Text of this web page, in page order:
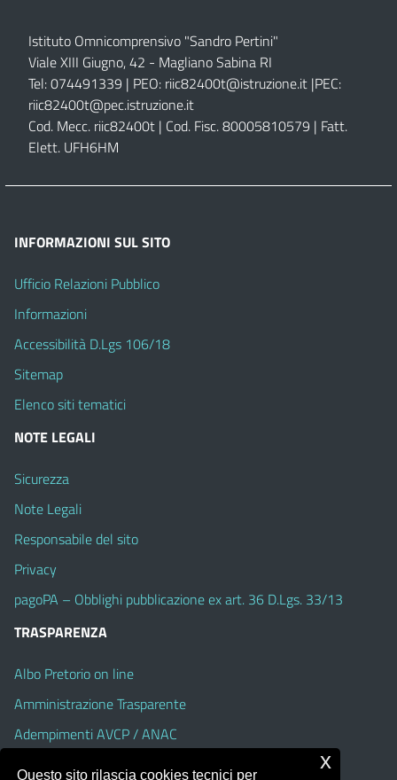
Istituto Omnicomprensivo "Sandro Pertini"
Viale XIII Giugno, 42 - Magliano Sabina RI
Tel: 074491339 | PEO: riic82400t@istruzione.it |PEC:
riic82400t@pec.istruzione.it
Cod. Mecc. riic82400t | Cod. Fisc. 80005810579 | Fatt.
Elett. UFH6HM
INFORMAZIONI SUL SITO
Ufficio Relazioni Pubblico
Informazioni
Accessibilità D.Lgs 106/18
Sitemap
Elenco siti tematici
NOTE LEGALI
Sicurezza
Note Legali
Responsabile del sito
Privacy
pagoPA – Obblighi pubblicazione ex art. 36 D.Lgs. 33/13
TRASPARENZA
Albo Pretorio on line
Amministrazione Trasparente
Adempimenti AVCP / ANAC
Accesso Civico
Questo sito rilascia cookies tecnici per
x